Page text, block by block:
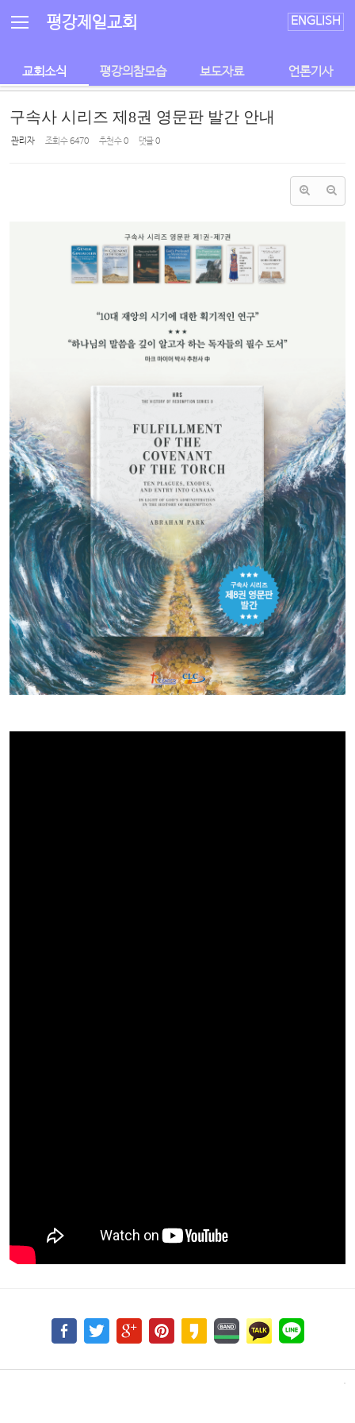
평강제일교회 ENGLISH
교회소식 평강의참모습 보도자료 언론기사
구속사 시리즈 제8권 영문판 발간 안내
관리자 조회 수6470 추천 수0 댓글0